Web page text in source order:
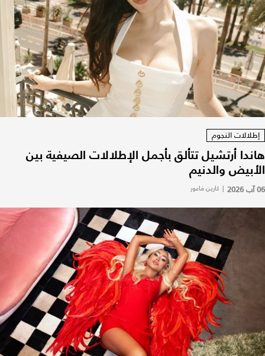
إطلالات النجوم
هاندا أرتشيل تتألق بأجمل الإطلالات الصيفية بين
الأبيض والدنيم
06 آب 2026 | كارين فاعور